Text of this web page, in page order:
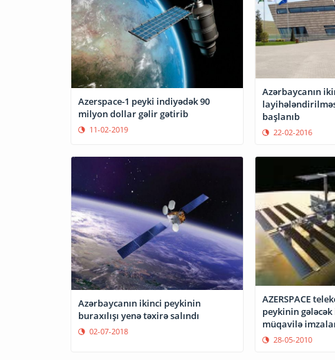
Azerspace-1 peyki indiyədək 90
milyon dollar gəlir gətirib
11-02-2019
Azərbaycanın
başlanıb
22-02-2016
Azərbaycanın ikinci peykinin
buraxılışı yenə təxirə salındı
02-07-2018
AZERSPACE
peykinin gələcək
müqavilə
28-05-2010